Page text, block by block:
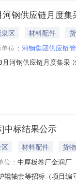
钢供应链月度
区 材料配件
位： 河钢集团供应链
河钢供应链月度集采
04-0100:00:00公
中标结果公示
材料配件
货物
位： 中厚板卷厂金润厂
辊轴套等招标（项目